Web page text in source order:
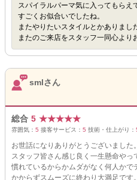
スパイラルパーマ気に入ってもらえ
すごくお似合いでしたね。
またやりたいスタイルとかありまし
またのご来店をスタッフ一同心より
smlさん
総合 5 ★★★★★
雰囲気： 5 接客サービス： 5 技術・仕上がり：
お世話になりありがとうございました。
スタッフ皆さん感じ良く一生懸命やっ
慣れているからかムダがなく何人か
かからずスムーズに終わり大満足です。